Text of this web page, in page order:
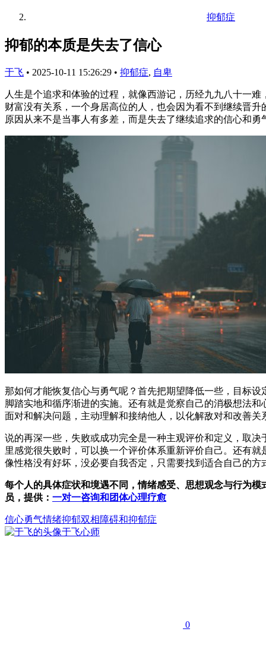
抑郁症
抑郁的本质是失去了信心
于飞 • 2025-10-11 15:26:29 • 抑郁症, 自卑
人生是个追求和体验的过程，就像西游记，历经九九八十一
财富没有关系，一个身居高位的人，也会因为看不到继续晋
原因从来不是当事人有多差，而是失去了继续追求的信心和勇
那如何才能恢复信心与勇气呢？首先把期望降低一些，目标
脚踏实地和循序渐进的实施。还有就是觉察自己的消极想法
面对和解决问题，主动理解和接纳他人，以化解敌对和改善关
说的再深一些，失败或成功完全是一种主观评价和定义，取
里感觉很失败时，可以换一个评价体系重新评价自己。还有
像性格没有好坏，没必要自我否定，只需要找到适合自己的方
每个人的具体症状和境遇不同，情绪感受、思想观念与行为
员，提供： 一对一咨询和团体心理疗愈
信心勇气情绪抑郁双相障碍和抑郁症
于飞心师
0